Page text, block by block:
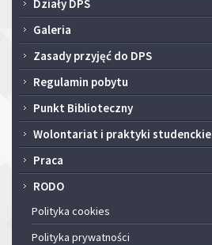
Działy DPS
Galeria
Zasady przyjęć do DPS
Regulamin pobytu
Punkt Biblioteczny
Wolontariat i praktyki studenckie
Praca
RODO
Polityka cookies
Polityka prywatności